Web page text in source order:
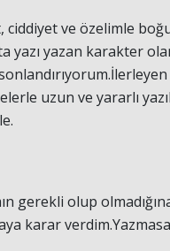
ciddiyet ve özelimle
yazı yazan karakter
uzun ve yararlı
gerekli olup
karar